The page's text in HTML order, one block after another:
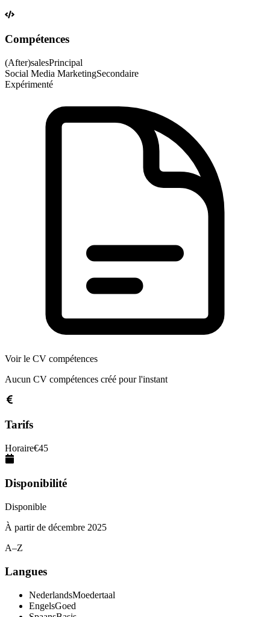
Compétences
(After)salesPrincipal
Social Media MarketingSecondaire
Expérimenté
Voir le CV compétences
Aucun CV compétences créé pour l'instant
Tarifs
Horaire€45
Disponibilité
Disponible
À partir de décembre 2025
A–Z
Langues
NederlandsMoedertaal
EngelsGoed